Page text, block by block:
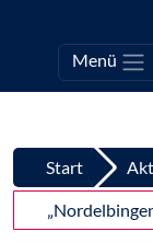
Top
Zum Inhalt springen
Menü
Start